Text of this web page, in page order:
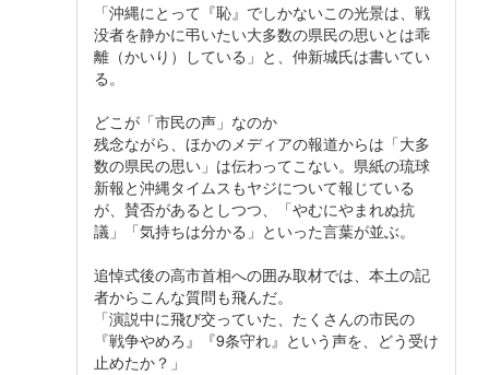
「沖縄にとって『恥』でしかないこの光景は、戦
没者を静かに弔いたい大多数の県民の思いとは乖
離（かいり）している」と、仲新城氏は書いてい
る。
どこが「市民の声」なのか
残念ながら、ほかのメディアの報道からは「大多
数の県民の思い」は伝わってこない。県紙の琉球
新報と沖縄タイムスもヤジについて報じている
が、賛否があるとしつつ、「やむにやまれぬ抗
議」「気持ちは分かる」といった言葉が並ぶ。
追悼式後の高市首相への囲み取材では、本土の記
者からこんな質問も飛んだ。
「演説中に飛び交っていた、たくさんの市民の
『戦争やめろ』『9条守れ』という声を、どう受け
止めたか？」